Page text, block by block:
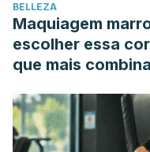
BELLEZA
Maquiagem
escolher essa
que mais